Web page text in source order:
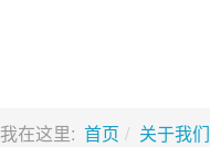
我在这里: 首页 关于我们